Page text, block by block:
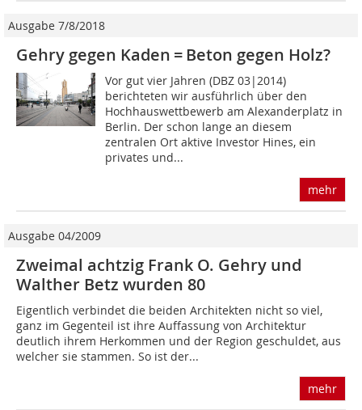
Ausgabe 7/8/2018
Gehry gegen Kaden = Beton gegen Holz?
Vor gut vier Jahren (DBZ 03|2014)
berichteten wir ausführlich über den
Hochhauswettbewerb am Alexanderplatz in
Berlin. Der schon lange an diesem
zentralen Ort aktive Investor Hines, ein
privates und...
mehr
Ausgabe 04/2009
Zweimal achtzig Frank O. Gehry und
Walther Betz wurden 80
Eigentlich verbindet die beiden Architekten nicht so viel,
ganz im Gegenteil ist ihre Auffassung von Architektur
deutlich ihrem Herkommen und der Region geschuldet, aus
welcher sie stammen. So ist der...
mehr